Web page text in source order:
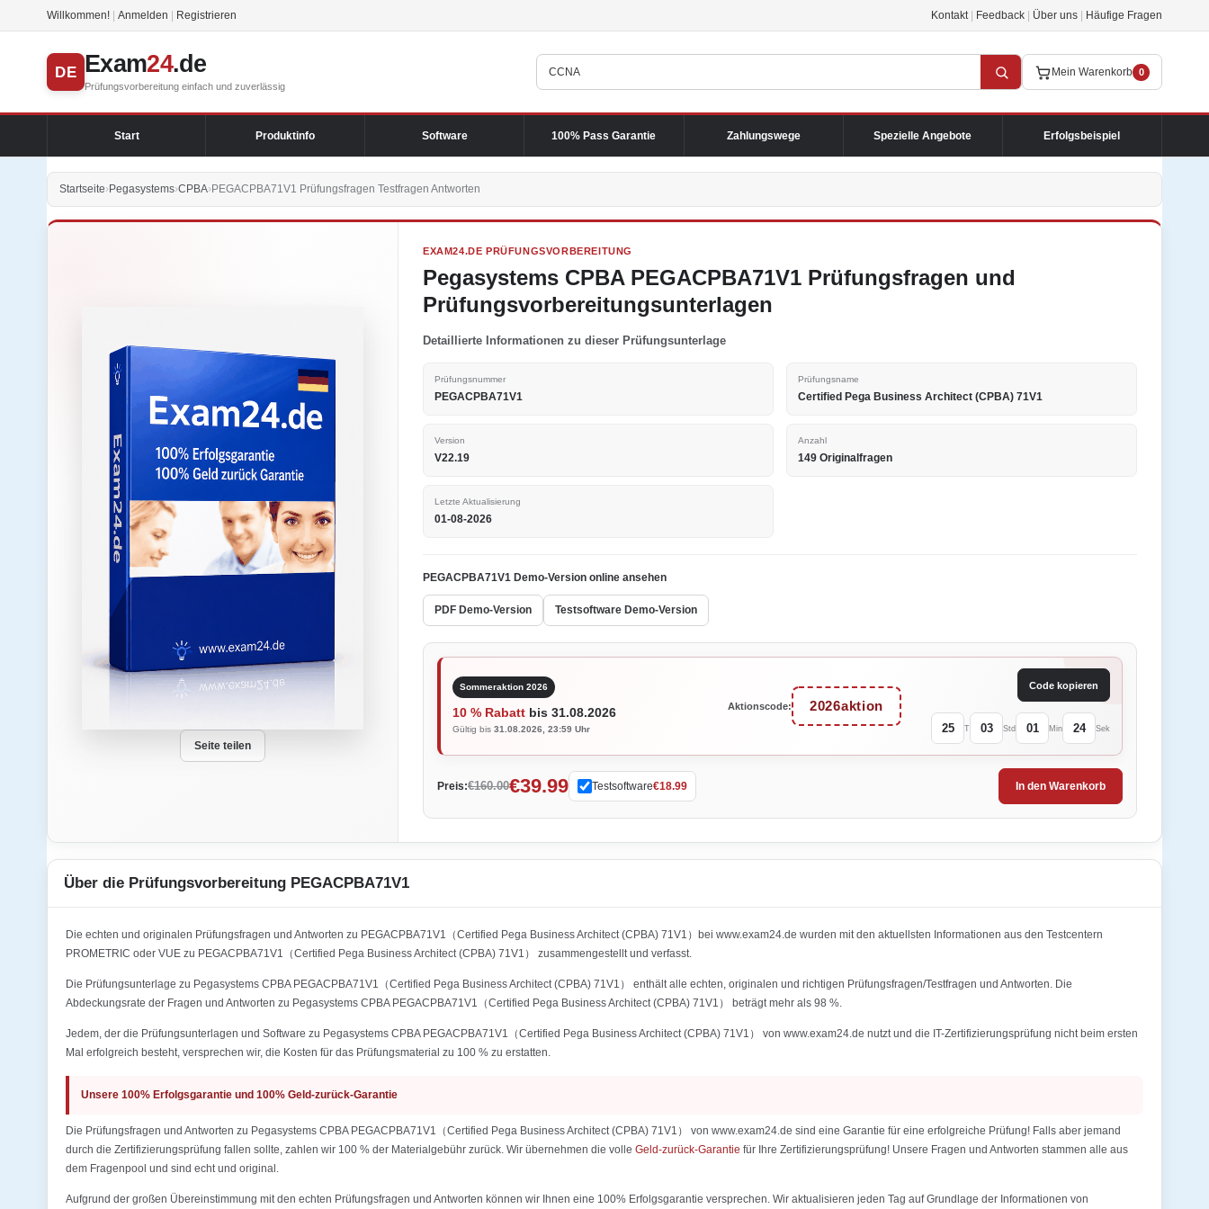
Willkommen! Anmelden Registrieren Kontakt Feedback Über uns Häufige Fragen
DE Exam24.de
Prüfungsvorbereitung einfach und zuverlässig
Mein Warenkorb 0
Start Produktinfo Software 100% Pass Garantie Zahlungswege Spezielle Angebote Erfolgsbeispiel
Startseite›Pegasystems›CPBA›PEGACPBA71V1 Prüfungsfragen Testfragen Antworten
Seite teilen
EXAM24.DE PRÜFUNGSVORBEREITUNG
Pegasystems CPBA PEGACPBA71V1 Prüfungsfragen und
Prüfungsvorbereitungsunterlagen
Detaillierte Informationen zu dieser Prüfungsunterlage
Prüfungsnummer
PEGACPBA71V1
Prüfungsname
Certified Pega Business Architect (CPBA) 71V1
Version
V22.19
Anzahl
149 Originalfragen
Letzte Aktualisierung
01-08-2026
PEGACPBA71V1 Demo-Version online ansehen
PDF Demo-Version Testsoftware Demo-Version
Sommeraktion 2026
10 % Rabatt bis 31.08.2026
Gültig bis 31.08.2026, 23:59 Uhr
Aktionscode: 2026aktion
Code kopieren
25 T 03 Std 01 Min 24 Sek
Preis:€160.00€39.99 Testsoftware€18.99 In den Warenkorb
Über die Prüfungsvorbereitung PEGACPBA71V1
Die echten und originalen Prüfungsfragen und Antworten zu PEGACPBA71V1（Certified Pega Business Architect (CPBA) 71V1）bei www.exam24.de wurden mit den aktuellsten Informationen aus den Testcentern
PROMETRIC oder VUE zu PEGACPBA71V1（Certified Pega Business Architect (CPBA) 71V1） zusammengestellt und verfasst.
Die Prüfungsunterlage zu Pegasystems CPBA PEGACPBA71V1（Certified Pega Business Architect (CPBA) 71V1） enthält alle echten, originalen und richtigen Prüfungsfragen/Testfragen und Antworten. Die
Abdeckungsrate der Fragen und Antworten zu Pegasystems CPBA PEGACPBA71V1（Certified Pega Business Architect (CPBA) 71V1） beträgt mehr als 98 %.
Jedem, der die Prüfungsunterlagen und Software zu Pegasystems CPBA PEGACPBA71V1（Certified Pega Business Architect (CPBA) 71V1） von www.exam24.de nutzt und die IT-Zertifizierungsprüfung nicht beim ersten
Mal erfolgreich besteht, versprechen wir, die Kosten für das Prüfungsmaterial zu 100 % zu erstatten.
Unsere 100% Erfolgsgarantie und 100% Geld-zurück-Garantie
Die Prüfungsfragen und Antworten zu Pegasystems CPBA PEGACPBA71V1（Certified Pega Business Architect (CPBA) 71V1） von www.exam24.de sind eine Garantie für eine erfolgreiche Prüfung! Falls aber jemand
durch die Zertifizierungsprüfung fallen sollte, zahlen wir 100 % der Materialgebühr zurück. Wir übernehmen die volle Geld-zurück-Garantie für Ihre Zertifizierungsprüfung! Unsere Fragen und Antworten stammen alle aus
dem Fragenpool und sind echt und original.
Aufgrund der großen Übereinstimmung mit den echten Prüfungsfragen und Antworten können wir Ihnen eine 100% Erfolgsgarantie versprechen. Wir aktualisieren jeden Tag auf Grundlage der Informationen von